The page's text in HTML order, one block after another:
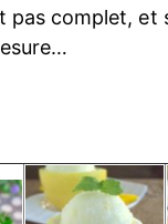
pas complet, et